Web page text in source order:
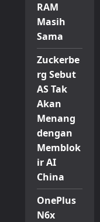
RAM
Masih
Sama
Zuckerbe
rg Sebut
AS Tak
Akan
Menang
dengan
Memblok
ir AI
China
OnePlus
N6x